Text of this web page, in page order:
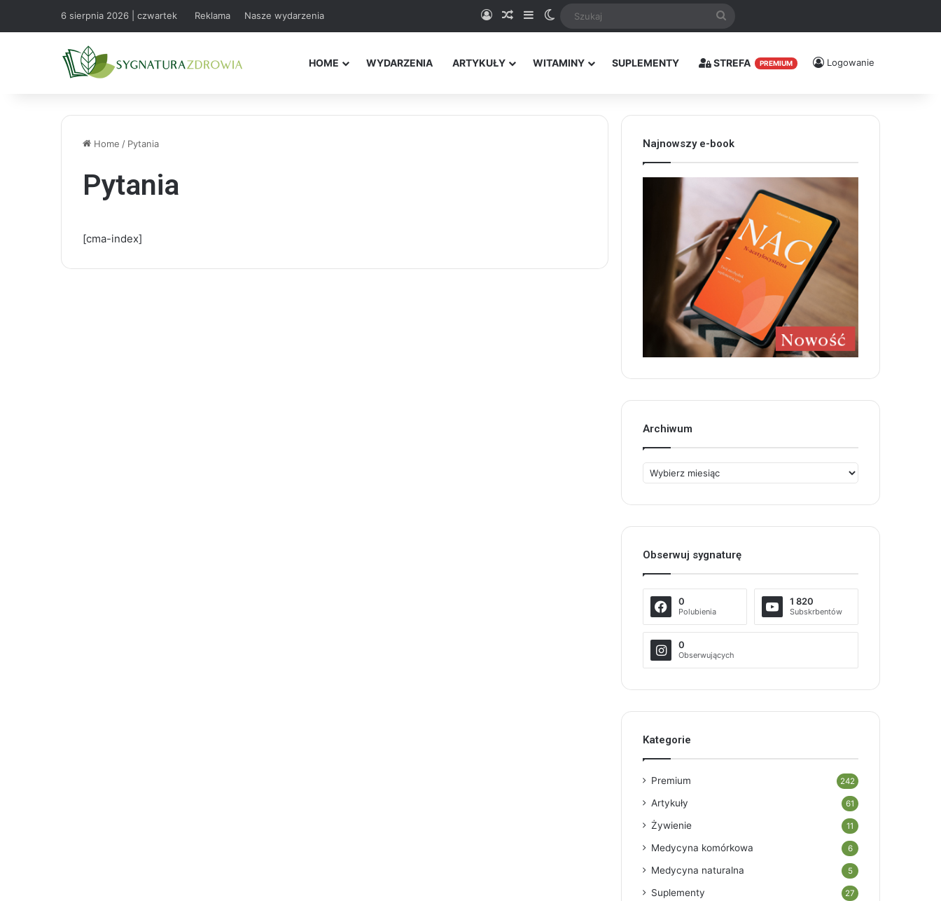
6 sierpnia 2026 | czwartek Reklama Nasze wydarzenia Logowanie
Random Article
SidebarSwitch skin
HOME WYDARZENIA ARTYKUŁY WITAMINY SUPLEMENTY STREFA PREMIUM Logowanie
Home / Pytania
Pytania
[cma-index]
Najnowszy e-book
Archiwum
Archiwum
Obserwuj sygnaturę
0
Polubienia
1 820
Subskrbentów
0
Obserwujących
Kategorie
Premium 242
Artykuły 61
Żywienie 11
Medycyna komórkowa 6
Medycyna naturalna 5
Suplementy 27